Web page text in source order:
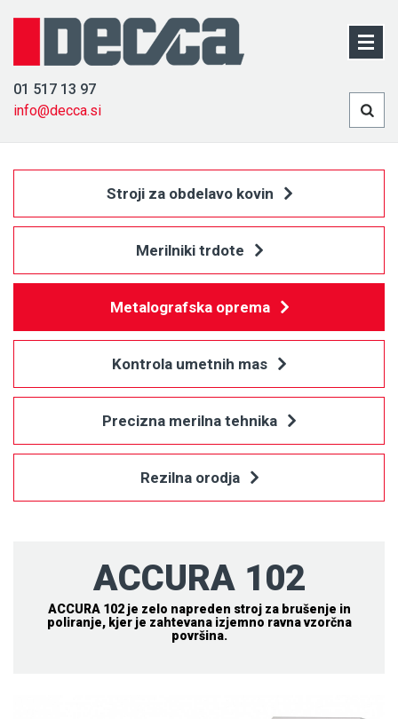
01 517 13 97
info@decca.si
Stroji za obdelavo kovin
Merilniki trdote
Metalografska oprema
Kontrola umetnih mas
Precizna merilna tehnika
Rezilna orodja
ACCURA 102
ACCURA 102 je zelo napreden stroj za brušenje in
poliranje, kjer je zahtevana izjemno ravna vzorčna
površina.